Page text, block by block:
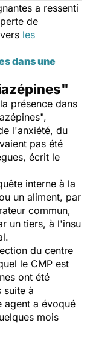
a ressenti
de
les
dans une
présence dans
",
l'anxiété, du
pas été
écrit le
interne à la
un aliment, par
commun,
un tiers, à l'insu
du centre
le CMP est
ont été
suite à
agent a évoqué
mois